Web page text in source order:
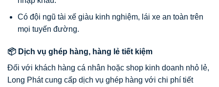
Có đội ngũ tài xế giàu kinh nghiệm, lái xe an toàn trên
mọi tuyến đường.
📦 Dịch vụ ghép hàng, hàng lẻ tiết kiệm
Đối với khách hàng cá nhân hoặc shop kinh doanh nhỏ lẻ,
Long Phát cung cấp dịch vụ ghép hàng với chi phí tiết